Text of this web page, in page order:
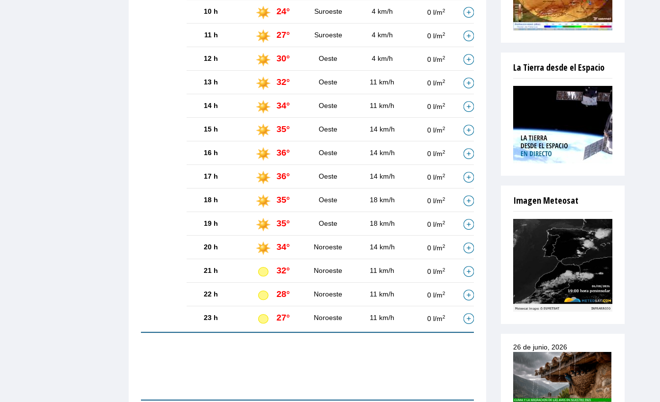
10 h 24° Suroeste 4 km/h 0 l/m2
11 h 27° Suroeste 4 km/h 0 l/m2
12 h 30° Oeste 4 km/h 0 l/m2
13 h 32° Oeste 11 km/h 0 l/m2
14 h 34° Oeste 11 km/h 0 l/m2
15 h 35° Oeste 14 km/h 0 l/m2
16 h 36° Oeste 14 km/h 0 l/m2
17 h 36° Oeste 14 km/h 0 l/m2
18 h 35° Oeste 18 km/h 0 l/m2
19 h 35° Oeste 18 km/h 0 l/m2
20 h 34° Noroeste 14 km/h 0 l/m2
21 h 32° Noroeste 11 km/h 0 l/m2
22 h 28° Noroeste 11 km/h 0 l/m2
23 h 27° Noroeste 11 km/h 0 l/m2
La Tierra desde el Espacio
Imagen Meteosat
26 de junio, 2026